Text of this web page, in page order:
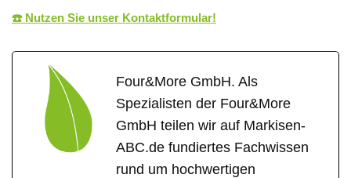
☎️ Nutzen Sie unser Kontaktformular!
Four&More GmbH. Als
Spezialisten der Four&More
GmbH teilen wir auf Markisen-
ABC.de fundiertes Fachwissen
rund um hochwertigen